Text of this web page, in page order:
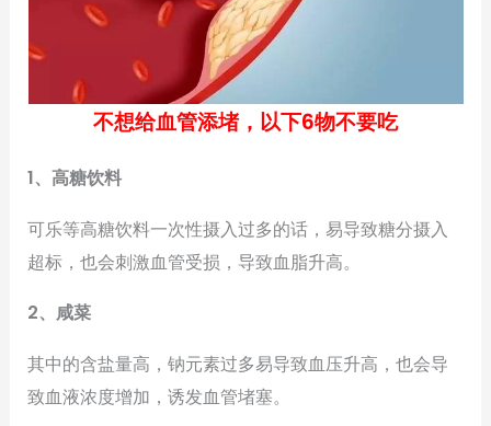
不想给血管添堵，以下6物不要吃
1、高糖饮料
可乐等高糖饮料一次性摄入过多的话，易导致糖分摄入
超标，也会刺激血管受损，导致血脂升高。
2、咸菜
其中的含盐量高，钠元素过多易导致血压升高，也会导
致血液浓度增加，诱发血管堵塞。